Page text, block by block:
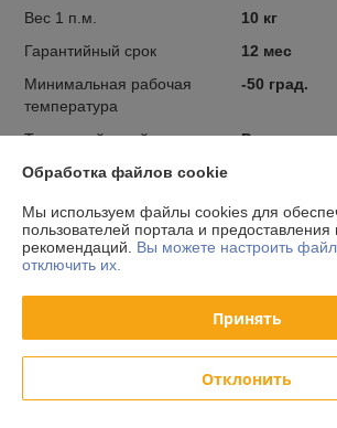
Вес 1 п.м.
10 кг
Гарантийный срок
12 мес
Минимальная рабочая
температура
-50 град.
Тип конвейерной ленты
Тип конвейерной ленты по
Скрыть
Транспортная компания
Обработка файлов cookie
Мы используем файлы cookies для
пользователей портала и
рекомендаций. Вы можете настроить
отключить их.
Принять
Отклонить